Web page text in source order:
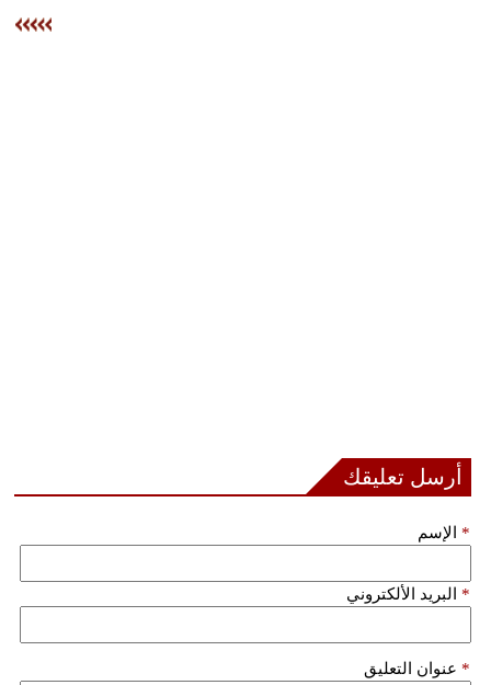
أرسل تعليقك
الإسم *
البريد الألكتروني *
عنوان التعليق *